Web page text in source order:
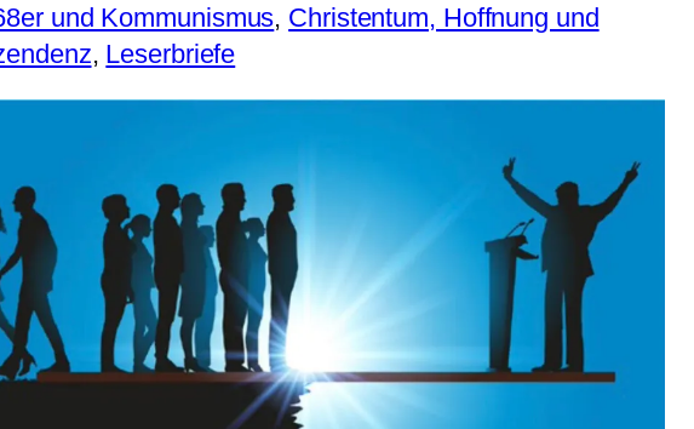
und Kommunismus, Christentum, Hoffnung und
, Leserbriefe